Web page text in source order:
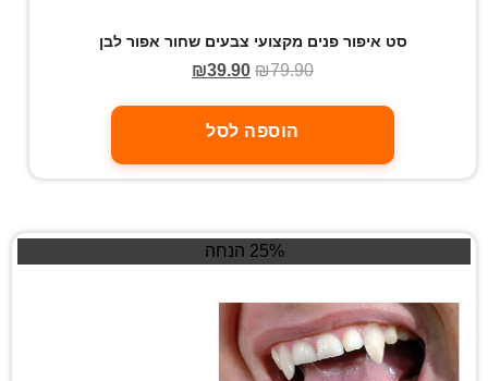
סט איפור פנים מקצועי צבעים שחור אפור לבן
₪79.90
₪39.90
הוספה לסל
25% הנחה